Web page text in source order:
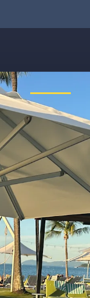
ist
Adresse noch